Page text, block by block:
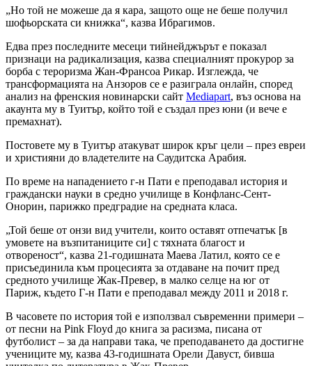
„Но той не можеше да я кара, защото още не беше получил
шофьорската си книжка“, казва Ибрагимов.
Едва през последните месеци тийнейджърът е показал
признаци на радикализация, казва специалният прокурор за
борба с тероризма Жан-Франсоа Рикар. Изглежда, че
трансформацията на Анзоров се е разиграла онлайн, според
анализ на френския новинарски сайт Mediapart, въз основа на
акаунта му в Туитър, който той е създал през юни (и вече е
премахнат).
Постовете му в Туитър атакуват широк кръг цели – през евреи
и християни до владетелите на Саудитска Арабия.
По време на нападението г-н Пати е преподавал история и
граждански науки в средно училище в Конфланс-Сент-
Онорин, парижко предградие на средната класа.
„Той беше от онзи вид учители, които оставят отпечатък [в
умовете на възпитаниците си] с тяхната благост и
отвореност“, казва 21-годишната Маева Латил, която се е
присъединила към процесията за отдаване на почит пред
средното училище Жак-Превер, в малко селце на юг от
Париж, където Г-н Пати е преподавал между 2011 и 2018 г.
В часовете по история той е използвал съвременни примери –
от песни на Pink Floyd до книга за расизма, писана от
футболист – за да направи така, че преподаването да достигне
учениците му, казва 43-годишната Орели Давуст, бивша